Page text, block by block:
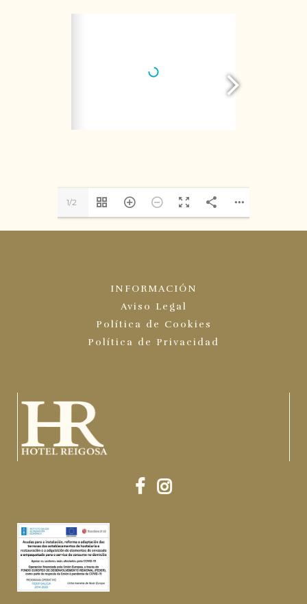
1/2
INFORMACIÓN
Aviso Legal
Política de Cookies
Política de Privacidad